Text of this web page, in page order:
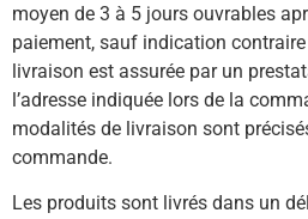
moyen de 3 à 5 jours ouvrables
paiement, sauf indication
livraison est assurée par un
l’adresse indiquée lors de la
modalités de livraison sont
commande.
Les produits sont livrés dans un